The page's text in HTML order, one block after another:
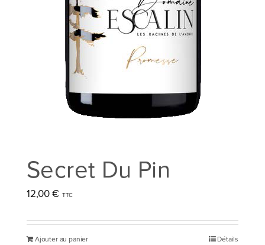
Secret Du Pin
12,00€
Ajouter au panier Détails